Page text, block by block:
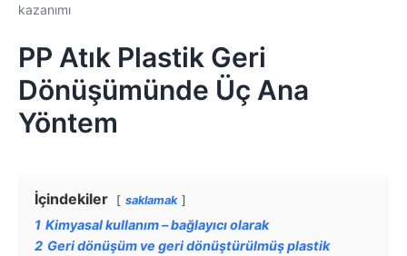
kazanımı
PP Atık Plastik Geri
Dönüşümünde Üç Ana
Yöntem
İçindekiler saklamak
1 Kimyasal kullanım – bağlayıcı olarak
2 Geri dönüşüm ve geri dönüştürülmüş plastik